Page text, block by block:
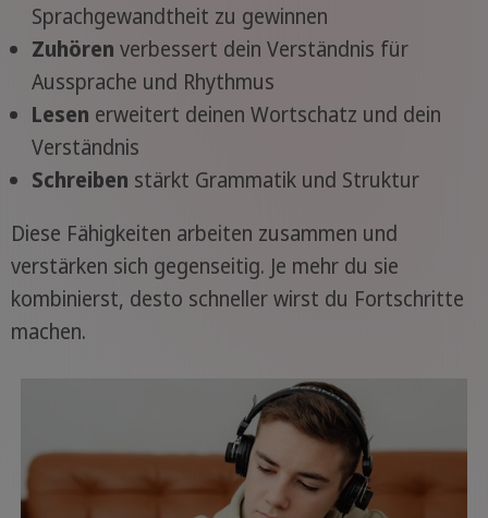
Sprachgewandtheit zu gewinnen
Zuhören verbessert dein Verständnis für
Aussprache und Rhythmus
Lesen erweitert deinen Wortschatz und dein
Verständnis
Schreiben stärkt Grammatik und Struktur
Diese Fähigkeiten arbeiten zusammen und
verstärken sich gegenseitig. Je mehr du sie
kombinierst, desto schneller wirst du Fortschritte
machen.